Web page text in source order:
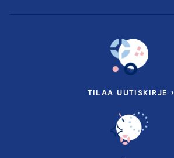
TILAA UUTISKIRJE ›